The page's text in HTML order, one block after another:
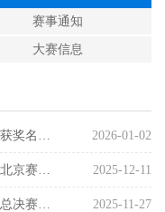
赛事通知
大赛信息
单公布 2026-01-02
功举办 2025-12-11
满收官 2025-11-27